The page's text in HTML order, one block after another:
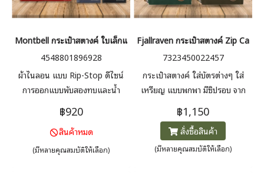
Montbell กระเป๋าสตางค์ ใบเล็กแบน Simple Flat Wallet
4548801896928
ผ้าไนลอน แบบ Rip-Stop ดีไซน์
การออกแบบพับสองทบและน้ำ
ของคุณในขณะที่พับให้มีขนาด
แบนและกะทัดรัด มาพร้อมกับช่อง
เก็บบัตรพสาสติกเพื่อช่วยปกป้อง
฿920
สินค้าหมด
(มีหลายคุณสมบัติให้เลือก)
Fjallraven กระเป๋าสตางค์ Zip Card
7323450022457
กระเป๋าสตางค์ ใส่บัตรต่างๆ ใส่
เหรียญ แบบพกพา มีซิปรอบ จาก
กันแดด ฝุ่น กันน้ำได้ในระดับดี
฿1,150
สั่งซื้อสินค้า
(มีหลายคุณสมบัติให้เลือก)